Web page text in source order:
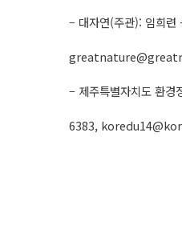
– 대자연(주관): 임희
– 제주특별자치도 환
6383,